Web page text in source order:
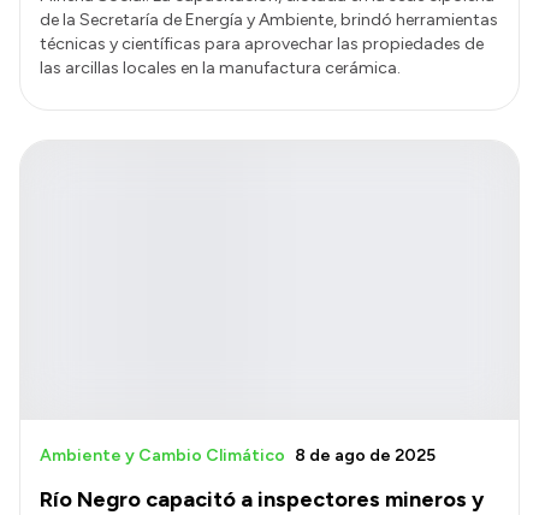
de la Secretaría de Energía y Ambiente, brindó herramientas
técnicas y científicas para aprovechar las propiedades de
las arcillas locales en la manufactura cerámica.
Río Negro capacitó a inspectores mineros y
Ambiente y Cambio Climático 8 de ago de 2025